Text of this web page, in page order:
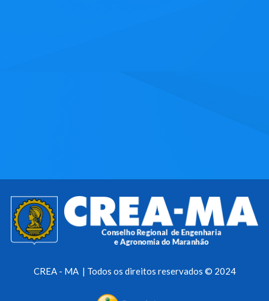
CREA - MA | Todos os direitos reservados © 2024